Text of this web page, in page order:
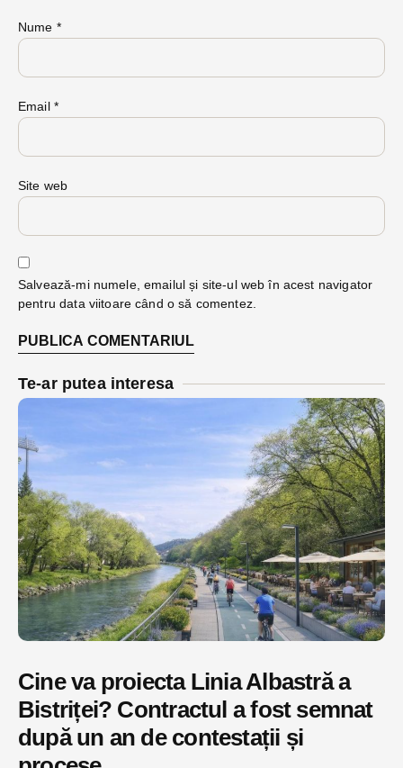
Nume *
Email *
Site web
Salvează-mi numele, emailul și site-ul web în acest navigator
pentru data viitoare când o să comentez.
Te-ar putea interesa
Cine va proiecta Linia Albastră a
Bistriței? Contractul a fost semnat
după un an de contestații și